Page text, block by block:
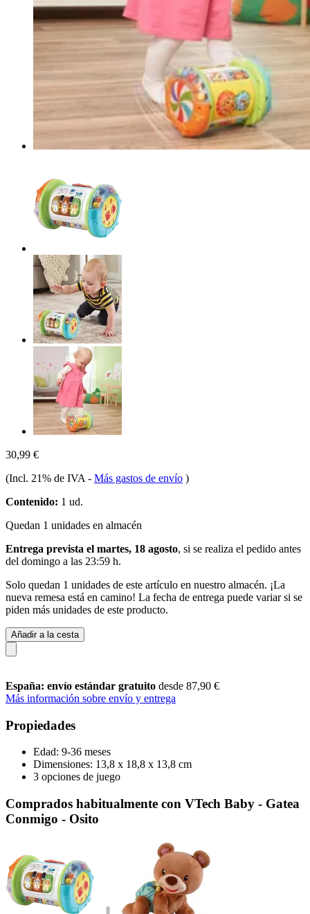
30,99 €
(Incl. 21% de IVA - Más gastos de envío )
Contenido: 1 ud.
Quedan 1 unidades en almacén
Entrega prevista el martes, 18 agosto, si se realiza el pedido antes
del domingo a las 23:59 h.
Solo quedan 1 unidades de este artículo en nuestro almacén. ¡La
nueva remesa está en camino! La fecha de entrega puede variar si se
piden más unidades de este producto.
Añadir a la cesta
España: envío estándar gratuito desde 87,90 €
Más información sobre envío y entrega
Propiedades
Edad: 9-36 meses
Dimensiones: 13,8 x 18,8 x 13,8 cm
3 opciones de juego
Comprados habitualmente con VTech Baby - Gatea
Conmigo - Osito